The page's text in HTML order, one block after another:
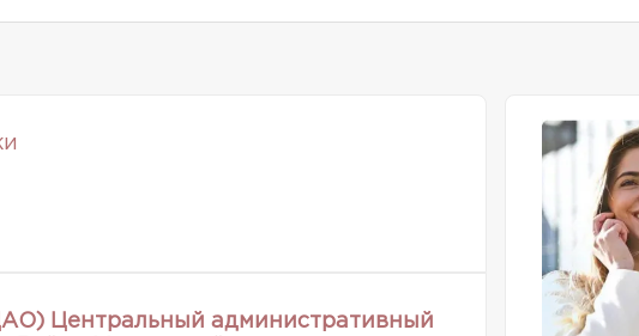
Центральный административный